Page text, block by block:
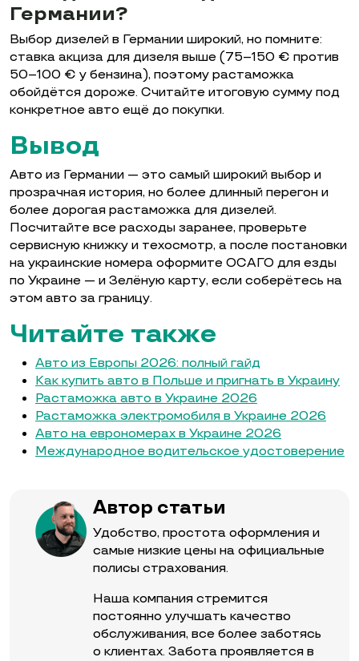
Германии?
Выбор дизелей в Германии широкий, но помните:
ставка акциза для дизеля выше (75–150 € против
50–100 € у бензина), поэтому растаможка
обойдётся дороже. Считайте итоговую сумму под
конкретное авто ещё до покупки.
Вывод
Авто из Германии — это самый широкий выбор и
прозрачная история, но более длинный перегон и
более дорогая растаможка для дизелей.
Посчитайте все расходы заранее, проверьте
сервисную книжку и техосмотр, а после постановки
на украинские номера оформите ОСАГО для езды
по Украине — и Зелёную карту, если соберётесь на
этом авто за границу.
Читайте также
Авто из Европы 2026: полный гайд
Как купить авто в Польше и пригнать в Украину
Растаможка авто в Украине 2026
Растаможка электромобиля в Украине 2026
Авто на еврономерах в Украине 2026
Международное водительское удостоверение
Автор статьи
Удобство, простота оформления и
самые низкие цены на официальные
полисы страхования.
Наша компания стремится
постоянно улучшать качество
обслуживания, все более заботясь
о клиентах. Забота проявляется в